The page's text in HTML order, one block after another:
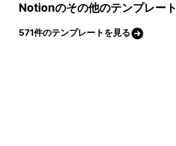
Notionのその他のテンプレート
571件のテンプレートを見る